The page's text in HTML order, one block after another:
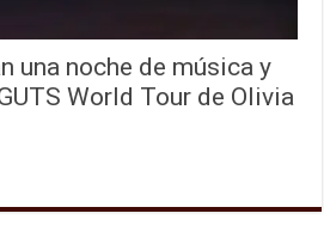
una noche de música y
World Tour de Olivia